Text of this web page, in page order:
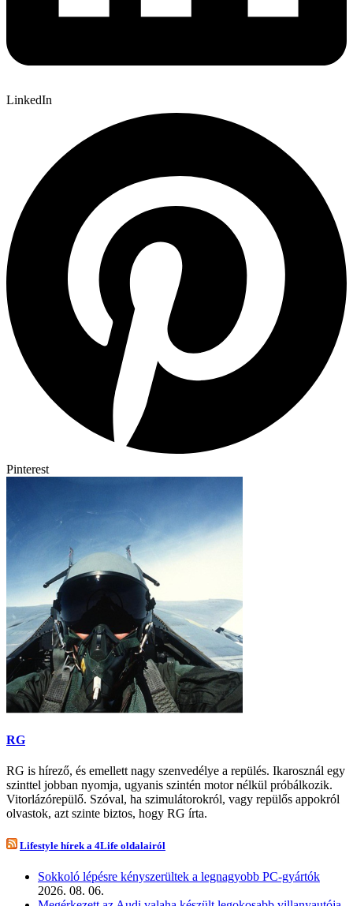
LinkedIn
Pinterest
RG
RG is hírező, és emellett nagy szenvedélye a repülés. Ikarosznál egy
szinttel jobban nyomja, ugyanis szintén motor nélkül próbálkozik.
Vitorlázórepülő. Szóval, ha szimulátorokról, vagy repülős appokról
olvastok, azt szinte biztos, hogy RG írta.
Lifestyle hírek a 4Life oldalairól
Sokkoló lépésre kényszerültek a legnagyobb PC-gyártók
2026. 08. 06.